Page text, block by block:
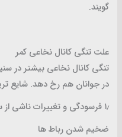
گویند.
علت تنگی کانال نخاعی کمر
تنگی کانال نخاعی بیشتر در
در جوانان هم رخ دهد. شایع
۱٫ فرسودگی و تغییرات ناشی از سن
ضخیم شدن رباط ها